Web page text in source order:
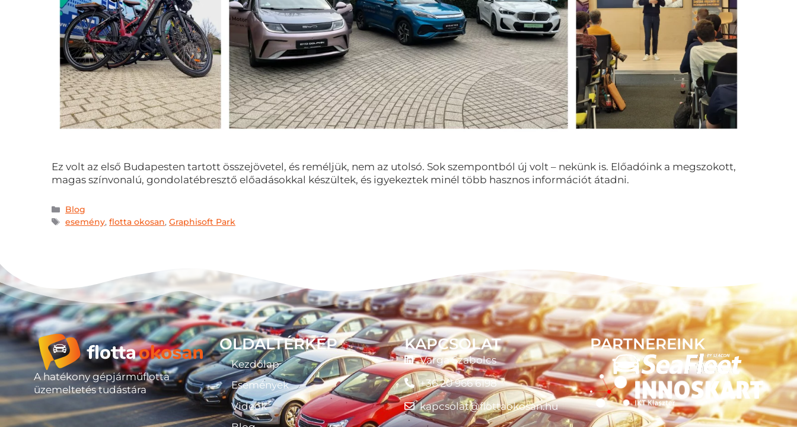
Ez volt az első Budapesten tartott összejövetel, és reméljük, nem az utolsó. Sok szempontból új volt – nekünk is. Előadóink a megszokott,
magas színvonalú, gondolatébresztő előadásokkal készültek, és igyekeztek minél több hasznos információt átadni.
Blog
esemény,flotta okosan,Graphisoft Park
A hatékony gépjárműflotta
üzemeltetés tudástára
OLDALTÉRKÉP
Kezdőlap
Események
Videók
KAPCSOLAT
Varga Szabolcs
+36 20 966 6198
kapcsolat@flottaokosan.hu
PARTNEREINK